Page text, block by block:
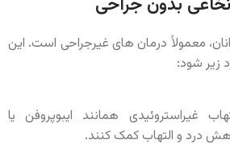
معمولاً درمان های غیرجراحی است. این
زیر شود:
غیراستروئیدی همانند ایبوپروفن یا
درد و التهاب کمک کنند.